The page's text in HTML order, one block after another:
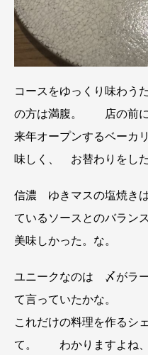
コースをゆっくり味わ
の方は満腹。 店の前に
来年オープンするベーカ
味しく、 お替わりをした
信濃 ゆきマスの塩焼き
ているソースとのバラン
美味しかった。な。
ユニークなのは 〆がラ
て言っていたかな。
これだけの料理を作るシ
て。 わかりますよね